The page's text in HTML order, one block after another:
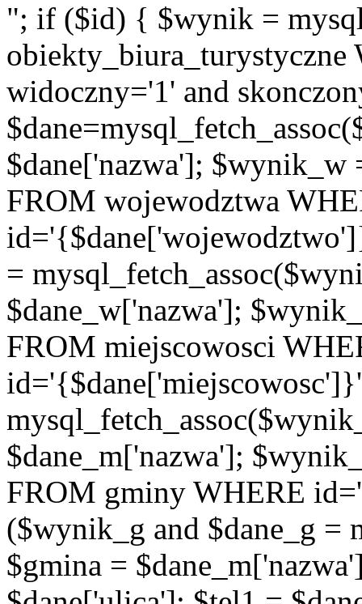
"; if ($id) { $wynik =
widoczny='1' and
$dane['nazwa'];
FROM wojewodztwa
=
$dane_w['nazwa'];
FROM miejscowosci
$dane_m['nazwa'];
FROM gminy WHERE
($wynik_g and $dane_g =
$gmina =